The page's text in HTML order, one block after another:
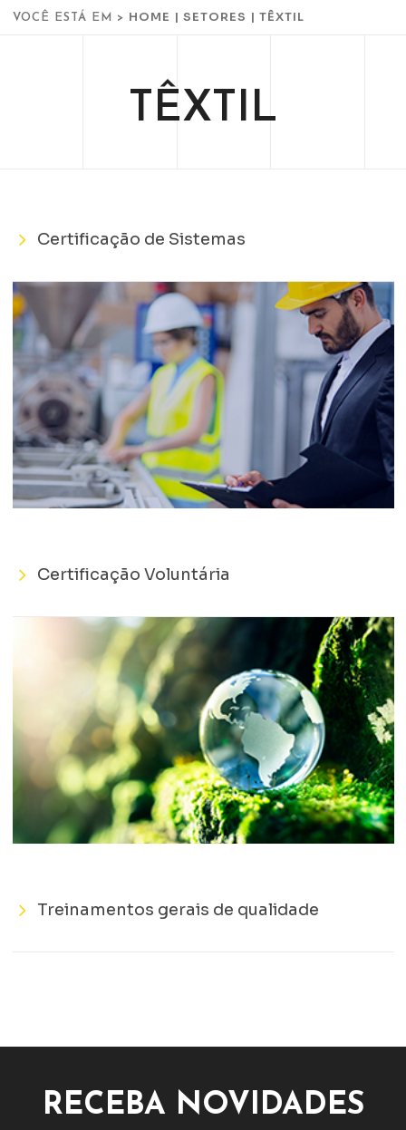
VOCÊ ESTÁ EM > HOME | SETORES | TÊXTIL
TÊXTIL
Certificação de Sistemas
Certificação Voluntária
Treinamentos gerais de qualidade
RECEBA NOVIDADES